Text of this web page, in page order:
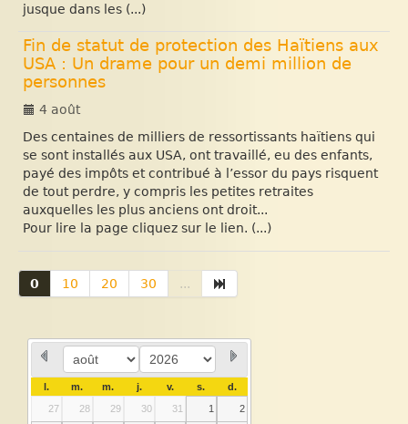
jusque dans les (...)
Fin de statut de protection des Haïtiens aux
USA : Un drame pour un demi million de
personnes
4 août
Des centaines de milliers de ressortissants haïtiens qui
se sont installés aux USA, ont travaillé, eu des enfants,
payé des impôts et contribué à l’essor du pays risquent
de tout perdre, y compris les petites retraites
auxquelles les plus anciens ont droit...
Pour lire la page cliquez sur le lien. (...)
0 10 20 30 ...
l. m. m. j. v. s. d.
27 28 29 30 31 1 2